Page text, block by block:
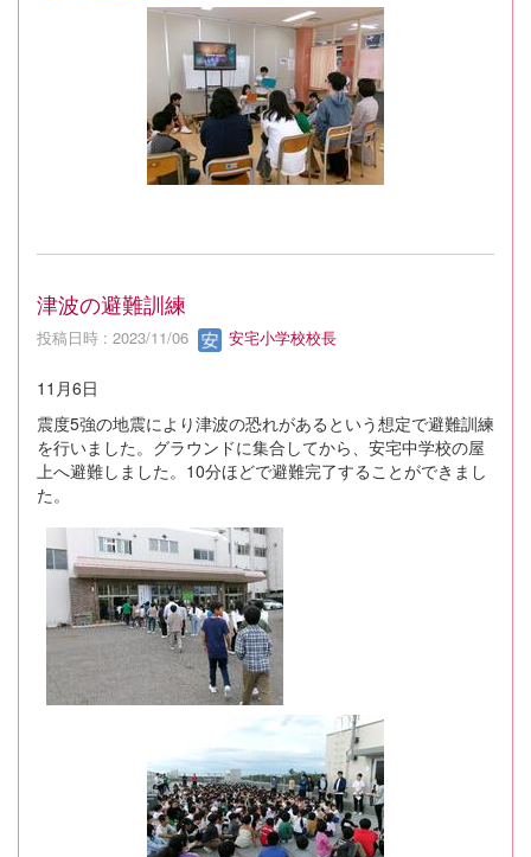
津波の避難訓練
投稿日時 : 2023/11/06 安宅小学校校長
11月6日
震度5強の地震により津波の恐れがあるという想定で避難訓練
を行いました。グラウンドに集合してから、安宅中学校の屋
上へ避難しました。10分ほどで避難完了することができまし
た。